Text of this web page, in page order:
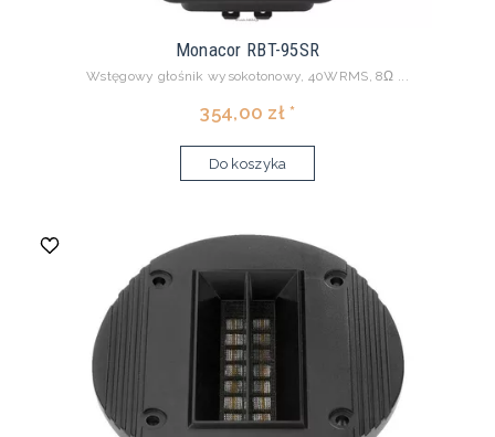
Monacor RBT-95SR
Wstęgowy głośnik wysokotonowy, 40WRMS, 8Ω ...
354,00 zł *
Do koszyka